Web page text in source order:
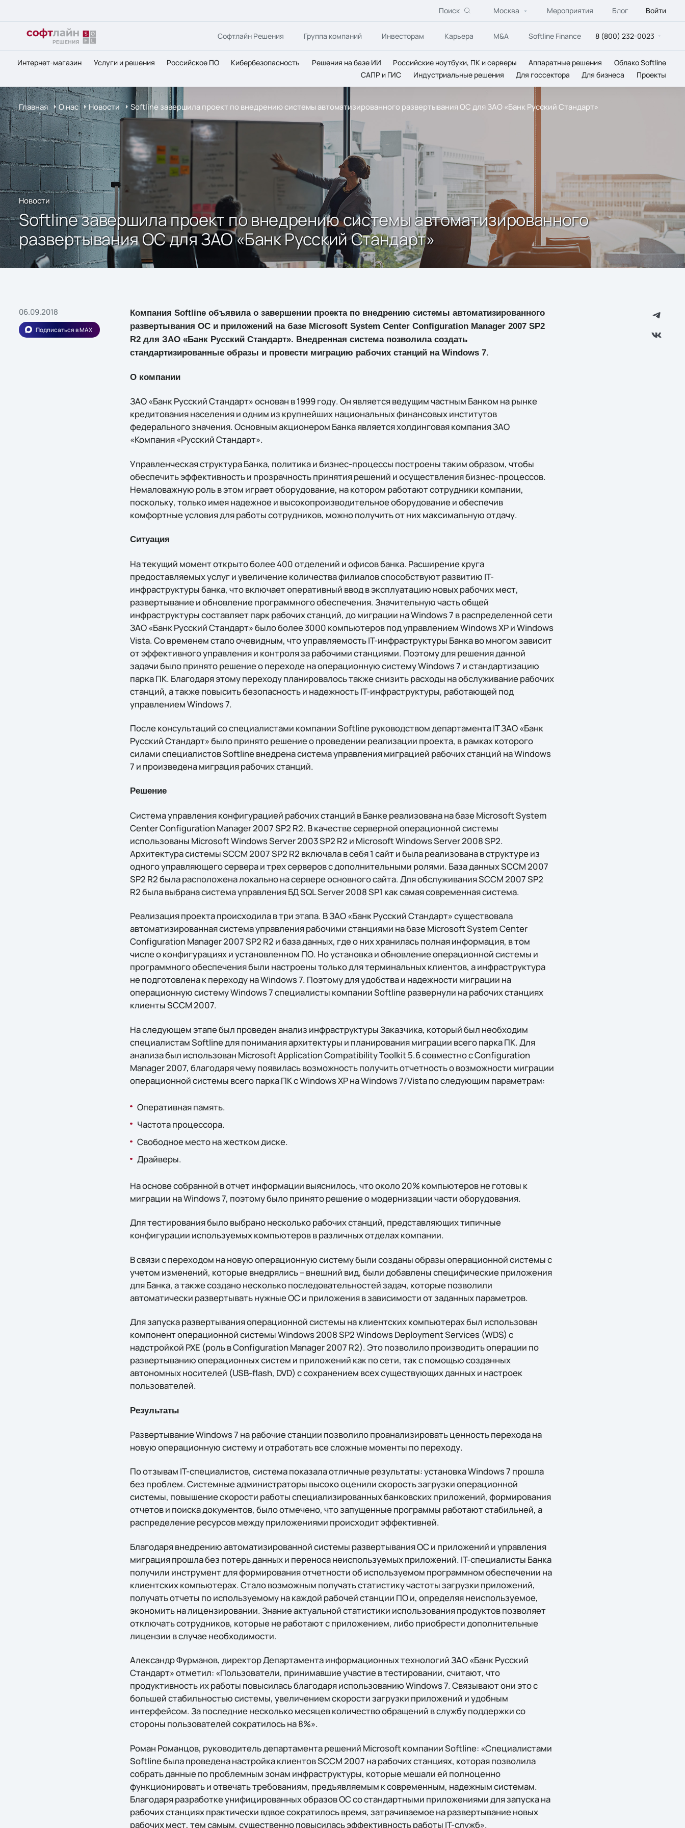
Поиск Москва Мероприятия Блог Войти
Софтлайн Решения Группа компаний Инвесторам Карьера M&A Softline Finance 8 (800) 232-0023
Интернет-магазин Услуги и решения Российское ПО Кибербезопасность Решения на базе ИИ Российские ноутбуки, ПК и серверы Аппаратные решения
Облако Softline
САПР и ГИС
Индустриальные решения Для госсектора Для бизнеса Проекты
Главная О нас Новости Softline завершила проект по внедрению системы автоматизированного развертывания ОС для ЗАО «Банк Русский Стандарт»
Новости
Softline завершила проект по внедрению системы автоматизированного
развертывания ОС для ЗАО «Банк Русский Стандарт»
06.09.2018
Подписаться в MAX
Компания Softline объявила о завершении проекта по внедрению системы автоматизированного
развертывания ОС и приложений на базе Microsoft System Center Configuration Manager 2007 SP2
R2 для ЗАО «Банк Русский Стандарт». Внедренная система позволила создать
стандартизированные образы и провести миграцию рабочих станций на Windows 7.
О компании
ЗАО «Банк Русский Стандарт» основан в 1999 году. Он является ведущим частным Банком на рынке
кредитования населения и одним из крупнейших национальных финансовых институтов
федерального значения. Основным акционером Банка является холдинговая компания ЗАО
«Компания «Русский Стандарт».
Управленческая структура Банка, политика и бизнес-процессы построены таким образом, чтобы
обеспечить эффективность и прозрачность принятия решений и осуществления бизнес-процессов.
Немаловажную роль в этом играет оборудование, на котором работают сотрудники компании,
поскольку, только имея надежное и высокопроизводительное оборудование и обеспечив
комфортные условия для работы сотрудников, можно получить от них максимальную отдачу.
Ситуация
На текущий момент открыто более 400 отделений и офисов банка. Расширение круга
предоставляемых услуг и увеличение количества филиалов способствуют развитию IT-
инфраструктуры банка, что включает оперативный ввод в эксплуатацию новых рабочих мест,
развертывание и обновление программного обеспечения. Значительную часть общей
инфраструктуры составляет парк рабочих станций, до миграции на Windows 7 в распределенной сети
ЗАО «Банк Русский Стандарт» было более 3000 компьютеров под управлением Windows XP и Windows
Vista. Со временем стало очевидным, что управляемость IT-инфраструктуры Банка во многом зависит
от эффективного управления и контроля за рабочими станциями. Поэтому для решения данной
задачи было принято решение о переходе на операционную систему Windows 7 и стандартизацию
парка ПК. Благодаря этому переходу планировалось также снизить расходы на обслуживание рабочих
станций, а также повысить безопасность и надежность IT-инфраструктуры, работающей под
управлением Windows 7.
После консультаций со специалистами компании Softline руководством департамента IT ЗАО «Банк
Русский Стандарт» было принято решение о проведении реализации проекта, в рамках которого
силами специалистов Softline внедрена система управления миграцией рабочих станций на Windows
7 и произведена миграция рабочих станций.
Решение
Система управления конфигурацией рабочих станций в Банке реализована на базе Microsoft System
Center Configuration Manager 2007 SP2 R2. В качестве серверной операционной системы
использованы Microsoft Windows Server 2003 SP2 R2 и Microsoft Windows Server 2008 SP2.
Архитектура системы SCCM 2007 SP2 R2 включала в себя 1 сайт и была реализована в структуре из
одного управляющего сервера и трех серверов с дополнительными ролями. База данных SCCM 2007
SP2 R2 была расположена локально на сервере основного сайта. Для обслуживания SCCM 2007 SP2
R2 была выбрана система управления БД SQL Server 2008 SP1 как самая современная система.
Реализация проекта происходила в три этапа. В ЗАО «Банк Русский Стандарт» существовала
автоматизированная система управления рабочими станциями на базе Microsoft System Center
Configuration Manager 2007 SP2 R2 и база данных, где о них хранилась полная информация, в том
числе о конфигурациях и установленном ПО. Но установка и обновление операционной системы и
программного обеспечения были настроены только для терминальных клиентов, а инфраструктура
не подготовлена к переходу на Windows 7. Поэтому для удобства и надежности миграции на
операционную систему Windows 7 специалисты компании Softline развернули на рабочих станциях
клиенты SCCM 2007.
На следующем этапе был проведен анализ инфраструктуры Заказчика, который был необходим
специалистам Softline для понимания архитектуры и планирования миграции всего парка ПК. Для
анализа был использован Microsoft Application Compatibility Toolkit 5.6 совместно с Configuration
Manager 2007, благодаря чему появилась возможность получить отчетность о возможности миграции
операционной системы всего парка ПК с Windows XP на Windows 7/Vista по следующим параметрам:
Оперативная память.
Частота процессора.
Свободное место на жестком диске.
Драйверы.
На основе собранной в отчет информации выяснилось, что около 20% компьютеров не готовы к
миграции на Windows 7, поэтому было принято решение о модернизации части оборудования.
Для тестирования было выбрано несколько рабочих станций, представляющих типичные
конфигурации используемых компьютеров в различных отделах компании.
В связи с переходом на новую операционную систему были созданы образы операционной системы с
учетом изменений, которые внедрялись – внешний вид, были добавлены специфические приложения
для Банка, а также создано несколько последовательностей задач, которые позволили
автоматически развертывать нужные ОС и приложения в зависимости от заданных параметров.
Для запуска развертывания операционной системы на клиентских компьютерах был использован
компонент операционной системы Windows 2008 SP2 Windows Deployment Services (WDS) с
надстройкой PXE (роль в Configuration Manager 2007 R2). Это позволило производить операции по
развертыванию операционных систем и приложений как по сети, так с помощью созданных
автономных носителей (USB-flash, DVD) с сохранением всех существующих данных и настроек
пользователей.
Результаты
Развертывание Windows 7 на рабочие станции позволило проанализировать ценность перехода на
новую операционную систему и отработать все сложные моменты по переходу.
По отзывам IT-специалистов, система показала отличные результаты: установка Windows 7 прошла
без проблем. Системные администраторы высоко оценили скорость загрузки операционной
системы, повышение скорости работы специализированных банковских приложений, формирования
отчетов и поиска документов, было отмечено, что запущенные программы работают стабильней, а
распределение ресурсов между приложениями происходит эффективней.
Благодаря внедрению автоматизированной системы развертывания ОС и приложений и управления
миграция прошла без потерь данных и переноса неиспользуемых приложений. IT-специалисты Банка
получили инструмент для формирования отчетности об используемом программном обеспечении на
клиентских компьютерах. Стало возможным получать статистику частоты загрузки приложений,
получать отчеты по используемому на каждой рабочей станции ПО и, определяя неиспользуемое,
экономить на лицензировании. Знание актуальной статистики использования продуктов позволяет
отключать сотрудников, которые не работают с приложением, либо приобрести дополнительные
лицензии в случае необходимости.
Александр Фурманов, директор Департамента информационных технологий ЗАО «Банк Русский
Стандарт» отметил: «Пользователи, принимавшие участие в тестировании, считают, что
продуктивность их работы повысилась благодаря использованию Windows 7. Связывают они это с
большей стабильностью системы, увеличением скорости загрузки приложений и удобным
интерфейсом. За последние несколько месяцев количество обращений в службу поддержки со
стороны пользователей сократилось на 8%».
Роман Романцов, руководитель департамента решений Microsoft компании Softline: «Специалистами
Softline была проведена настройка клиентов SCCM 2007 на рабочих станциях, которая позволила
собрать данные по проблемным зонам инфраструктуры, которые мешали ей полноценно
функционировать и отвечать требованиям, предъявляемым к современным, надежным системам.
Благодаря разработке унифицированных образов ОС со стандартными приложениями для запуска на
рабочих станциях практически вдвое сократилось время, затрачиваемое на развертывание новых
рабочих мест, тем самым, существенно повысилась эффективность работы IT-служб».